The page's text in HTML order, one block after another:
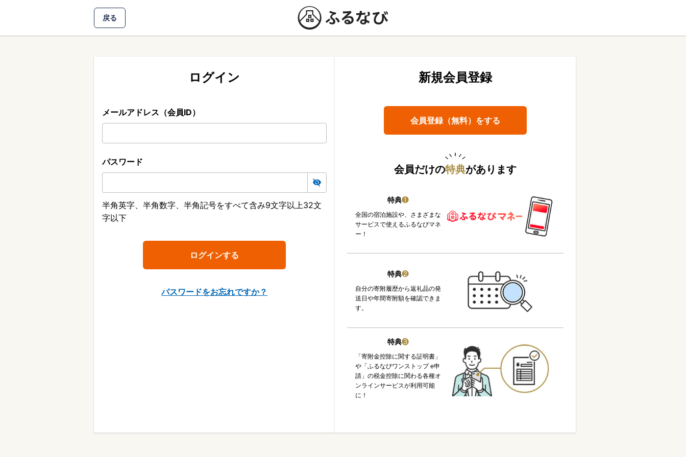
戻る
ログイン
メールアドレス（会員ID）
パスワード
半角英字、半角数字、半角記号をすべて含み9文字以上32文
字以下
パスワードをお忘れですか？
新規会員登録
会員登録（無料）をする
会員だけの特典があります
特典❶
全国の宿泊施設や、さまざまな
サービスで使えるふるなびマネ
ー！
特典❷
自分の寄附履歴から返礼品の発
送日や年間寄附額を確認できま
す。
特典❸
「寄附金控除に関する証明書」
や「ふるなびワンストップ e申
請」の税金控除に関わる各種オ
ンラインサービスが利用可能
に！